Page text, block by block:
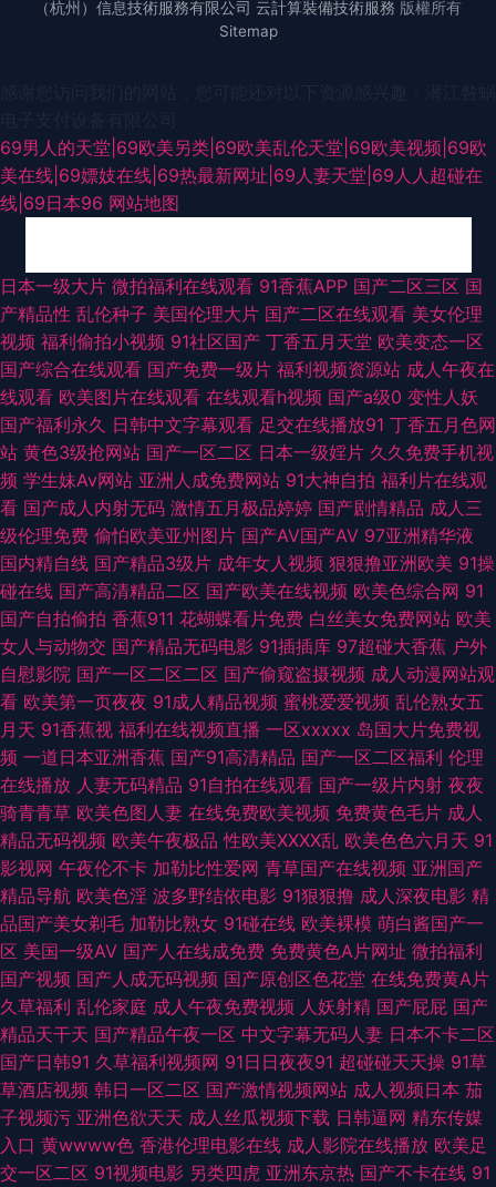
（杭州）信息技術服務有限公司 云計算裝備技術服務 版權所有
Sitemap
69男人的天堂|69欧美另类|69欧美乱伦天堂|69欧美视频|69欧
美在线|69嫖妓在线|69热最新网址|69人妻天堂|69人人超碰在
线|69日本96 网站地图
影音先锋国产传媒 青娱乐豆花视频 超碰人91 波多野吉依久久 成人天堂 91网
站久久 91麻豆传媒免费卡通 91茄子看片 91高清日韩 91N视频网z 91传谋视
频 影音先锋日韩资源 伊人福利社 91超碰成人电影 91精品豆花 91国产精品在
线看 91久久人人操人妻 91社私密麻豆 91禽我视频免费在线观看 91九色乱
91jk红杏 91n色域 91爱爱视屏 91黄色官网入口 91迷奸精品 成人做爱在线 国
产成人午夜在线 AV老司机 青青久久精品成人网 91色精品网站 精品视频在线
看片 午夜福利电源 91在线视频网站免费观看 成人岛国a片网站 深喉九区 91
九色国产TS另类人妖 高清无码一本二本 91国产视频网站 阿v视频在线免费
观看 日韩三级www 欧美日爱 欧黄aa 大香蕉在线看91视频 国产精品欧美九
色 午夜社区精品视频 影音先锋日干夜干資源 白丝被艹 av大蕉 91模特磁力
91黄在线观看网 91高潮熟女 国产av深夜福利 大香蕉综合 91午夜福利在线观
看 91视频网站在线免费观看 91熟女豆花视频 92av福利视频 91熊猫视频
www国产品精 肏屄视频网址 99微拍福利视频 AV不卡网站网址 97中文香蕉
成人看片1024软件 啊v网址 成人黄色剧场 福利导航偷拍 九七人妻免费视频
国产黄色性大片网站 黑料网av 超碰人人射 东方va地址在线观看 91福利国产
视频 趁人福利在线 国产91在线播 日韩第一页 午夜传媒 午夜黄色影院 51永
久免费探花 一本道AV性爱无码 亚洲成人黄色在线网站 亚洲狼人窝 亚洲天堂
日本一级大片 微拍福利在线观看 91香蕉APP 国产二区三区 国
产精品性 乱伦种子 美国伦理大片 国产二区在线观看 美女伦理
视频 福利偷拍小视频 91社区国产 丁香五月天堂 欧美变态一区
国产综合在线观看 国产免费一级片 福利视频资源站 成人午夜在
线观看 欧美图片在线观看 在线观看h视频 国产a级0 变性人妖
国产福利永久 日韩中文字幕观看 足交在线播放91 丁香五月色网
站 黄色3级抢网站 国产一区二区 日本一级婬片 久久免费手机视
频 学生妹Av网站 亚洲人成免费网站 91大神自拍 福利片在线观
看 国产成人内射无码 激情五月极品婷婷 国产剧情精品 成人三
级伦理免费 偷怕欧美亚州图片 国产AV国产AV 97亚洲精华液
国内精自线 国产精品3级片 成年女人视频 狠狠撸亚洲欧美 91操
碰在线 国产高清精品二区 国产欧美在线视频 欧美色综合网 91
国产自拍偷拍 香蕉911 花蝴蝶看片免费 白丝美女免费网站 欧美
女人与动物交 国产精品无码电影 91插插库 97超碰大香蕉 户外
自慰影院 国产一区二区二区 国产偷窥盗摄视频 成人动漫网站观
看 欧美第一页夜夜 91成人精品视频 蜜桃爱爱视频 乱伦熟女五
月天 91香蕉视 福利在线视频直播 一区xxxxx 岛国大片免费视
频 一道日本亚洲香蕉 国产91高清精品 国产一区二区福利 伦理
在线播放 人妻无码精品 91自拍在线观看 国产一级片内射 夜夜
骑青青草 欧美色图人妻 在线免费欧美视频 免费黄色毛片 成人
精品无码视频 欧美午夜极品 性欧美ⅩⅩⅩⅩ乱 欧美色色六月天 91
影视网 午夜伦不卡 加勒比性爱网 青草国产在线视频 亚洲国产
精品导航 欧美色淫 波多野结依电影 91狠狠撸 成人深夜电影 精
品国产美女剃毛 加勒比熟女 91碰在线 欧美裸模 萌白酱国产一
区 美国一级AV 国产人在线成免费 免费黄色A片网址 微拍福利
国产视频 国产人成无码视频 国产原创区色花堂 在线免费黄A片
久草福利 乱伦家庭 成人午夜免费视频 人妖射精 国产屁屁 国产
精品天干天 国产精品午夜一区 中文字幕无码人妻 日本不卡二区
国产日韩91 久草福利视频网 91日日夜夜91 超碰碰天天操 91草
草酒店视频 韩日一区二区 国产激情视频网站 成人视频日本 茄
子视频污 亚洲色欲天天 成人丝瓜视频下载 日韩逼网 精东传媒
入口 黄wwww色 香港伦理电影在线 成人影院在线播放 欧美足
交一区二区 91视频电影 另类四虎 亚洲东京热 国产不卡在线 91